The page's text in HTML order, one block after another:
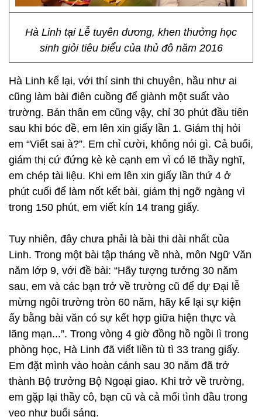
Hà Linh tại Lễ tuyên dương, khen thưởng học
sinh giỏi tiêu biểu của thủ đô năm 2016
Hà Linh kể lại, với thí sinh thi chuyên, hầu như ai
cũng làm bài điên cuồng để giành một suất vào
trường. Bản thân em cũng vậy, chỉ 30 phút đầu tiên
sau khi bóc đề, em lên xin giấy lần 1. Giám thị hỏi
em “Viết sai à?”. Em chỉ cười, không nói gì. Cả buổi,
giám thị cứ đứng kè kè cạnh em vì có lẽ thầy nghĩ,
em chép tài liệu. Khi em lên xin giấy lần thứ 4 ở
phút cuối để làm nốt kết bài, giám thị ngỡ ngàng vì
trong 150 phút, em viết kín 14 trang giấy.
Tuy nhiên, đây chưa phải là bài thi dài nhất của
Linh. Trong một bài tập tháng về nhà, môn Ngữ Văn
năm lớp 9, với đề bài: “Hãy tượng tưởng 30 năm
sau, em và các bạn trở về trường cũ để dự Đại lễ
mừng ngôi trường tròn 60 năm, hãy kể lại sự kiện
ấy bằng bài văn có sự kết hợp giữa hiện thực và
lãng mạn...”. Trong vòng 4 giờ đồng hồ ngồi lì trong
phòng học, Hà Linh đã viết liền tù tì 33 trang giấy.
Em đặt mình vào hoàn cảnh sau 30 năm đã trở
thành Bộ trưởng Bộ Ngoại giao. Khi trở về trường,
em gặp lại thầy cô, bạn cũ và cả mối tình đầu trong
veo như buổi sáng.